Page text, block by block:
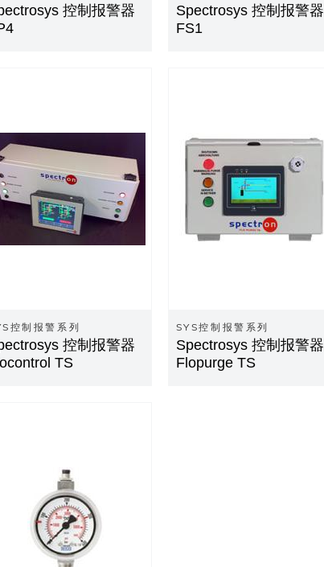
控制报警器
Spectrosys 控制报警器
FS1
控制报警系列
控制报警器
TS
SYS控制报警系列
Spectrosys 控制报警器
Flopurge TS